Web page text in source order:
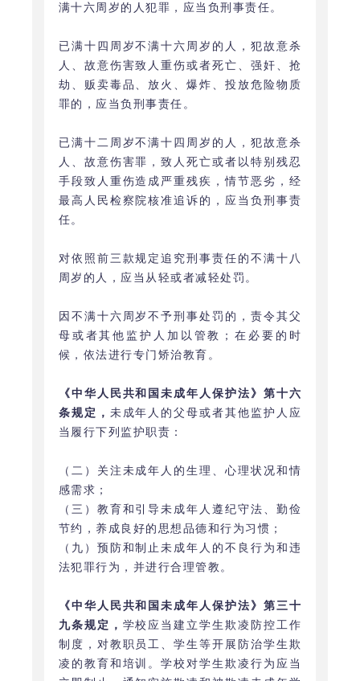
满十六周岁的人犯罪，应当负刑事责任。
已满十四周岁不满十六周岁的人，犯故意杀
人、故意伤害致人重伤或者死亡、强奸、抢
劫、贩卖毒品、放火、爆炸、投放危险物质
罪的，应当负刑事责任。
已满十二周岁不满十四周岁的人，犯故意杀
人、故意伤害罪，致人死亡或者以特别残忍
手段致人重伤造成严重残疾，情节恶劣，经
最高人民检察院核准追诉的，应当负刑事责
任。
对依照前三款规定追究刑事责任的不满十八
周岁的人，应当从轻或者减轻处罚。
因不满十六周岁不予刑事处罚的，责令其父
母或者其他监护人加以管教；在必要的时
候，依法进行专门矫治教育。
《中华人民共和国未成年人保护法》第十六
条规定， 未成年人的父母或者其他监护人应
当履行下列监护职责：
（二）关注未成年人的生理、心理状况和情
感需求；
（三）教育和引导未成年人遵纪守法、勤俭
节约，养成良好的思想品德和行为习惯；
（九）预防和制止未成年人的不良行为和违
法犯罪行为，并进行合理管教。
《中华人民共和国未成年人保护法》第三十
九条规定， 学校应当建立学生欺凌防控工作
制度，对教职员工、学生等开展防治学生欺
凌的教育和培训。学校对学生欺凌行为应当